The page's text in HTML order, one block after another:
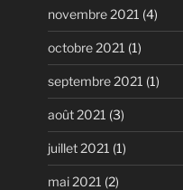
novembre 2021 (4)
octobre 2021 (1)
septembre 2021 (1)
août 2021 (3)
juillet 2021 (1)
mai 2021 (2)